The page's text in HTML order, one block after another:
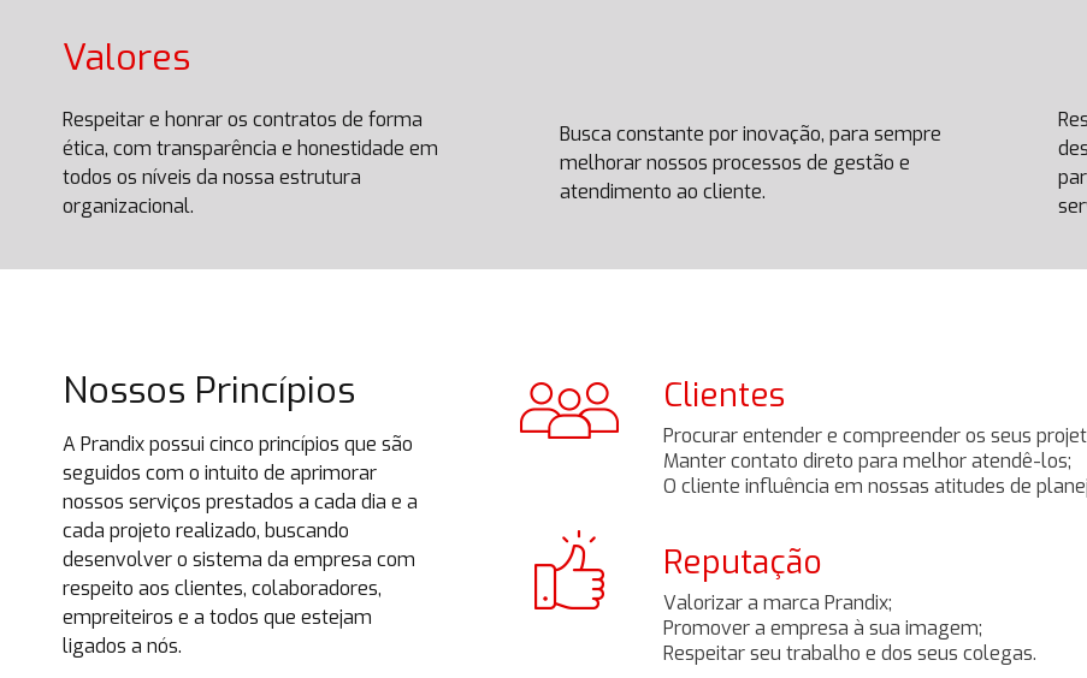
Valores
Respeitar e honrar os contratos de forma
ética, com transparência e honestidade em
todos os níveis da nossa estrutura
organizacional.
Busca constante por inovação, para sempre
melhorar nossos processos de gestão e
atendimento ao cliente.
Nossos Princípios
A Prandix possui cinco princípios que são
seguidos com o intuito de aprimorar
nossos serviços prestados a cada dia e a
cada projeto realizado, buscando
desenvolver o sistema da empresa com
respeito aos clientes, colaboradores,
empreiteiros e a todos que estejam
ligados a nós.
Clientes
Procurar entender e compreender os seus
Manter contato direto para melhor atendê-los;
O cliente influência em nossas atitudes de
Reputação
Valorizar a marca Prandix;
Promover a empresa à sua imagem;
Respeitar seu trabalho e dos seus colegas.